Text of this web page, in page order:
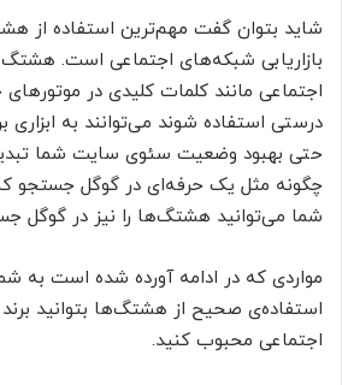
شاید بتوان گفت مهم‌ترین استفاده از
بازاریابی شبکه‌های اجتماعی است.
اجتماعی مانند کلمات کلیدی در
درستی استفاده شوند می‌توانند به‌ ابزاری
حتی بهبود وضعیت سئوی سایت شما
چگونه مثل یک حرفه‌ای در گوگل جستجو
شما می‌توانید هشتگ‌ها را نیز در گوگل
مواردی که در ادامه آورده شده است به
استفاده‌ی صحیح از هشتگ‌ها بتوانید
اجتماعی محبوب کنید.